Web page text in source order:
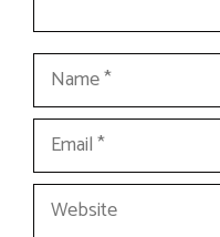
Name
Email
Website